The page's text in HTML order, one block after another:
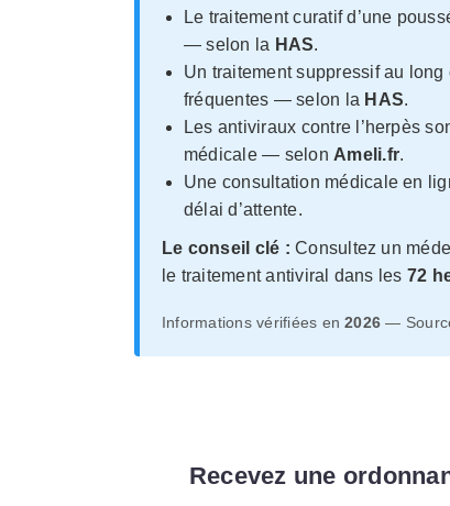
Le traitement curatif d’une
— selon la HAS.
Un traitement suppressif au long
fréquentes — selon la HAS.
Les antiviraux contre l’herpès
médicale — selon Ameli.fr.
Une consultation médicale en
délai d’attente.
Le conseil clé : Consultez un
le traitement antiviral dans les 72
Informations vérifiées en2026 —
Recevez une